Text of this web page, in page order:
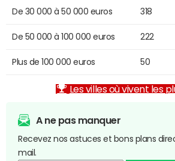
De 30 000 à 50 000 euros 318
De 50 000 à 100 000 euros 222
Plus de 100 000 euros 50
Les villes où vivent les
A ne pas manquer
Recevez nos astuces et bons plans
mail.